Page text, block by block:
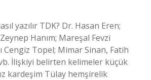
yazılır TDK? Dr. Hasan Eren;
Hanım; Mareşal Fevzi
Cengiz Topel; Mimar Sinan, Fatih
İlişkiyi belirten kelimeler küçük
kardeşim Tülay hemşirelik